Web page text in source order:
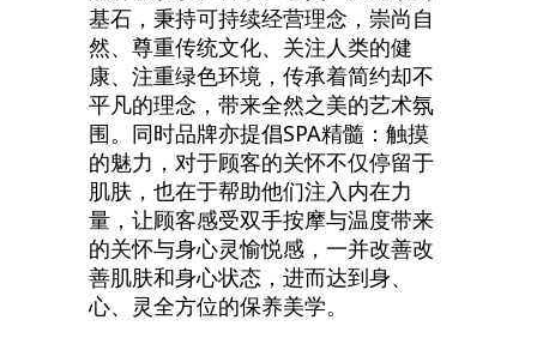
品牌以肌肤、科学、心灵三大元素为
基石，秉持可持续经营理念，崇尚自
然、尊重传统文化、关注人类的健
康、注重绿色环境，传承着简约却不
平凡的理念，带来全然之美的艺术氛
围。同时品牌亦提倡SPA精髓：触摸
的魅力，对于顾客的关怀不仅停留于
肌肤，也在于帮助他们注入内在力
量，让顾客感受双手按摩与温度带来
的关怀与身心灵愉悦感，一并改善改
善肌肤和身心状态，进而达到身、